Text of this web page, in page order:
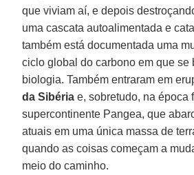
que viviam aí, e depois
uma cascata autoalimentada e
também está documentada uma
ciclo global do carbono em que se
biologia. Também entraram em
da Sibéria e, sobretudo, na época
supercontinente Pangea, que
atuais em uma única massa de
quando as coisas começam a
meio do caminho.